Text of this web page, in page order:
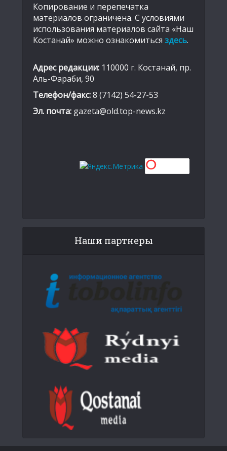
Копирование и перепечатка
материалов ограничена. С условиями
использования материалов сайта «Наш
Костанай» можно ознакомиться здесь.
Адрес редакции: 110000 г. Костанай, пр.
Аль-Фараби, 90
Телефон/факс:8 (7142) 54-27-53
Эл. почта: gazeta@old.top-news.kz
Наши партнеры